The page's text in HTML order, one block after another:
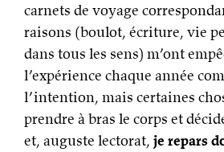
carnets de voyage
raisons (boulot, écriture, vie
dans tous les sens) m’ont
l’expérience chaque année
l’intention, mais certaines
prendre à bras le corps et
et, auguste lectorat, je repars